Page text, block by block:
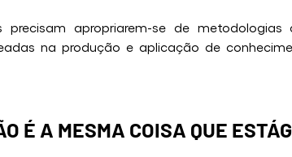
apropriarem-se de metodologias
na produção e aplicação de
É A MESMA COISA QUE